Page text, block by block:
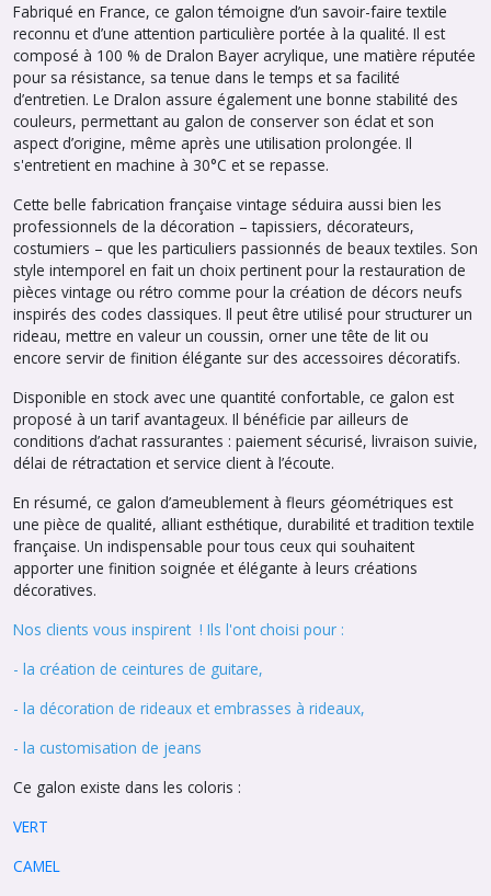
Fabriqué en France, ce galon témoigne d’un savoir-faire textile
reconnu et d’une attention particulière portée à la qualité. Il est
composé à 100 % de Dralon Bayer acrylique, une matière réputée
pour sa résistance, sa tenue dans le temps et sa facilité
d’entretien. Le Dralon assure également une bonne stabilité des
couleurs, permettant au galon de conserver son éclat et son
aspect d’origine, même après une utilisation prolongée. Il
s'entretient en machine à 30°C et se repasse.
Cette belle fabrication française vintage séduira aussi bien les
professionnels de la décoration – tapissiers, décorateurs,
costumiers – que les particuliers passionnés de beaux textiles. Son
style intemporel en fait un choix pertinent pour la restauration de
pièces vintage ou rétro comme pour la création de décors neufs
inspirés des codes classiques. Il peut être utilisé pour structurer un
rideau, mettre en valeur un coussin, orner une tête de lit ou
encore servir de finition élégante sur des accessoires décoratifs.
Disponible en stock avec une quantité confortable, ce galon est
proposé à un tarif avantageux. Il bénéficie par ailleurs de
conditions d’achat rassurantes : paiement sécurisé, livraison suivie,
délai de rétractation et service client à l’écoute.
En résumé, ce galon d’ameublement à fleurs géométriques est
une pièce de qualité, alliant esthétique, durabilité et tradition textile
française. Un indispensable pour tous ceux qui souhaitent
apporter une finition soignée et élégante à leurs créations
décoratives.
Nos clients vous inspirent ! Ils l'ont choisi pour :
- la création de ceintures de guitare,
- la décoration de rideaux et embrasses à rideaux,
- la customisation de jeans
Ce galon existe dans les coloris :
VERT
CAMEL